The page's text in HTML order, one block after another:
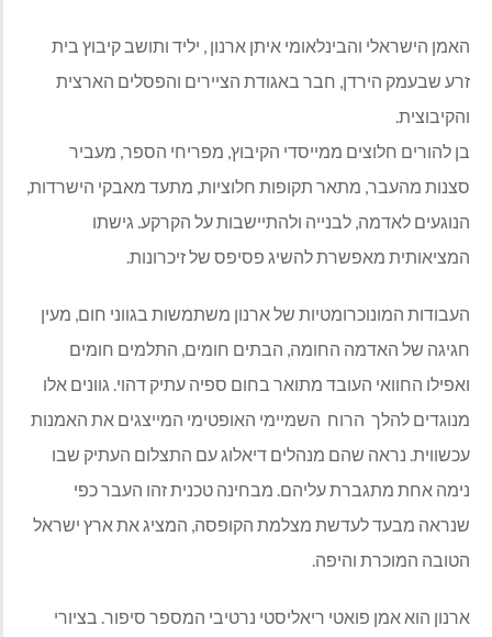
האמן הישראלי והבינלאומי איתן ארנון , יליד ותושב קיבוץ בית
זרע שבעמק הירדן, חבר באגודת הציירים והפסלים הארצית
והקיבוצית.
בן להורים חלוצים ממייסדי הקיבוץ, מפריחי הספר, מעביר
סצנות מהעבר, מתאר תקופות חלוציות, מתעד מאבקי הישרדות,
הנוגעים לאדמה, לבנייה ולהתיישבות על הקרקע. גישתו
המציאותית מאפשרת להשיג פסיפס של זיכרונות.
העבודות המונוכרומטיות של ארנון משתמשות בגווני חום, מעין
חגיגה של האדמה החומה, הבתים חומים, התלמים חומים
ואפילו החוואי העובד מתואר בחום ספיה עתיק דהוי. גוונים אלו
מנוגדים להלך הרוח השמיימי האופטימי המייצגים את האמנות
עכשווית. נראה שהם מנהלים דיאלוג עם התצלום העתיק שבו
נימה אחת מתגברת עליהם. מבחינה טכנית זהו העבר כפי
שנראה מבעד לעדשת מצלמת הקופסה, המציג את ארץ ישראל
הטובה המוכרת והיפה.
ארנון הוא אמן פואטי ריאליסטי נרטיבי המספר סיפור. בציורי